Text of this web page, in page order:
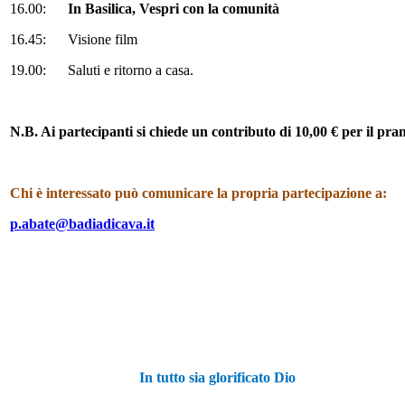
16.00: In Basilica, Vespri con la comunità
16.45: Visione film
19.00: Saluti e ritorno a casa.
N.B. Ai partecipanti si chiede un contributo di 10,00 € per il
Chi è interessato può comunicare la propria partecipazione a:
p.abate@badiadicava.it
In tutto sia glorificato Dio